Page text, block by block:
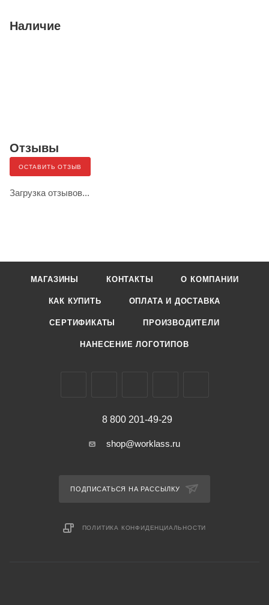
Наличие
Отзывы
ОСТАВИТЬ ОТЗЫВ
Загрузка отзывов...
МАГАЗИНЫ КОНТАКТЫ О КОМПАНИИ
КАК КУПИТЬ ОПЛАТА И ДОСТАВКА
СЕРТИФИКАТЫ ПРОИЗВОДИТЕЛИ
НАНЕСЕНИЕ ЛОГОТИПОВ
8 800 201-49-29
shop@worklass.ru
ПОДПИСАТЬСЯ НА РАССЫЛКУ
ПОЛИТИКА КОНФИДЕНЦИАЛЬНОСТИ